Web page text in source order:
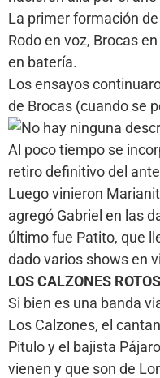
La primer formación
Rodo en voz, Brocas
en batería.
Los ensayos
de Brocas (cuando se
Al poco tiempo se
retiro definitivo del
Luego vinieron
agregó Gabriel en las
último fue Patito, que
dado varios shows en
LOS CALZONES ROTOS
Si bien es una banda
Los Calzones, el
Pitulo y el bajista
vienen y que son de